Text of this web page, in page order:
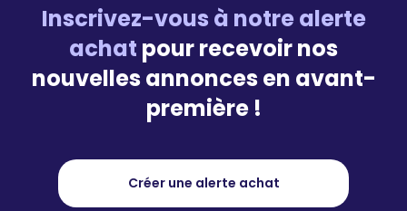
Inscrivez-vous à notre alerte
achat pour recevoir nos
nouvelles annonces en avant-
première !
Créer une alerte achat